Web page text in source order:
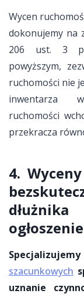
Wycen
dokonujemy na
206 ust. 3
powyższym,
ruchomości nie
inwentarza
ruchomości
przekracza
4.
szacunkowych
uznanie